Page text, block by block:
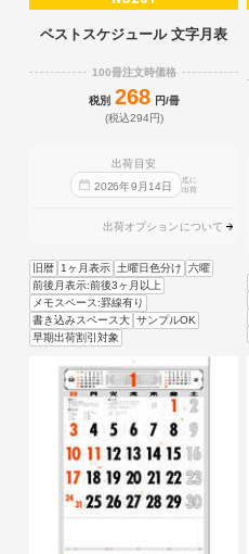
ベストスケジュール 文字月表
100冊注文時価格
税別 268 円/冊
(税込294円)
出荷目安
2026年9 月 14日
迄に
出荷
出荷オプションについて
旧暦 1ヶ月表示 土曜日色分け
六曜
前後月表示:前後3ヶ月以上
メモスペース:罫線有り
書き込みスペース大 サンプルOK
早期出荷割引対象